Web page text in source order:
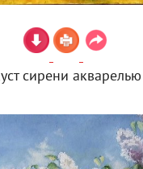
сирени акварелью